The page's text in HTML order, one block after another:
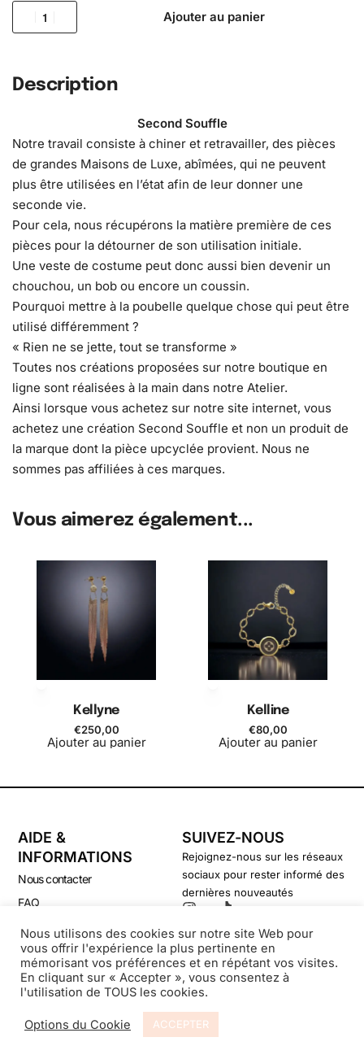
Ajouter au panier
Description
Second Souffle
Notre travail consiste à chiner et retravailler, des pièces
de grandes Maisons de Luxe, abîmées, qui ne peuvent
plus être utilisées en l’état afin de leur donner une
seconde vie.
Pour cela, nous récupérons la matière première de ces
pièces pour la détourner de son utilisation initiale.
Une veste de costume peut donc aussi bien devenir un
chouchou, un bob ou encore un coussin.
Pourquoi mettre à la poubelle quelque chose qui peut être
utilisé différemment ?
« Rien ne se jette, tout se transforme »
Toutes nos créations proposées sur notre boutique en
ligne sont réalisées à la main dans notre Atelier.
Ainsi lorsque vous achetez sur notre site internet, vous
achetez une création Second Souffle et non un produit de
la marque dont la pièce upcyclée provient. Nous ne
sommes pas affiliées à ces marques.
Vous aimerez également...
Kellyne
€250,00
Ajouter au panier
Kelline
€80,00
Ajouter au panier
AIDE &
INFORMATIONS
Nous contacter
FAQ
CGV
Politique de confidentialité
SUIVEZ-NOUS
Rejoignez-nous sur les réseaux
sociaux pour rester informé des
dernières nouveautés
Nous utilisons des cookies sur notre site Web pour
vous offrir l'expérience la plus pertinente en
mémorisant vos préférences et en répétant vos visites.
En cliquant sur « Accepter », vous consentez à
l'utilisation de TOUS les cookies.
Options du Cookie ACCEPTER